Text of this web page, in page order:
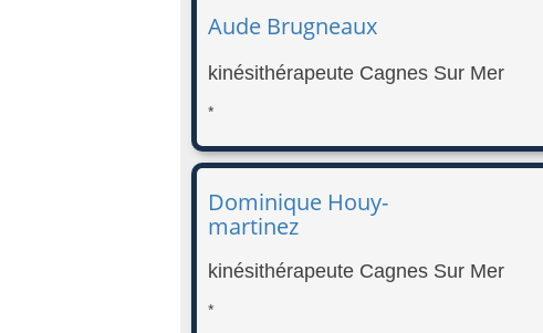
Aude Brugneaux
kinésithérapeute Cagnes Sur Mer
*
Dominique Houy-
martinez
kinésithérapeute Cagnes Sur Mer
*